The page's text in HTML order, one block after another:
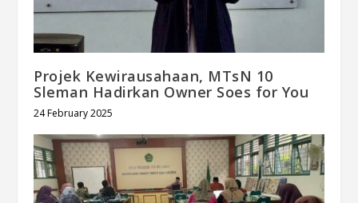
Projek Kewirausahaan, MTsN 10
Sleman Hadirkan Owner Soes for You
24 February 2025